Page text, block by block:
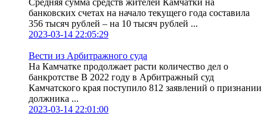
Средняя сумма средств жителей Камчатки на
банковских счетах на начало текущего года составила
356 тысяч рублей – на 10 тысяч рублей ...
2023-03-14 22:05:29
Вести из Арбитражного суда
На Камчатке продолжает расти количество дел о
банкротстве В 2022 году в Арбитражный суд
Камчатского края поступило 812 заявлений о признании
должника ...
2023-03-14 22:01:00